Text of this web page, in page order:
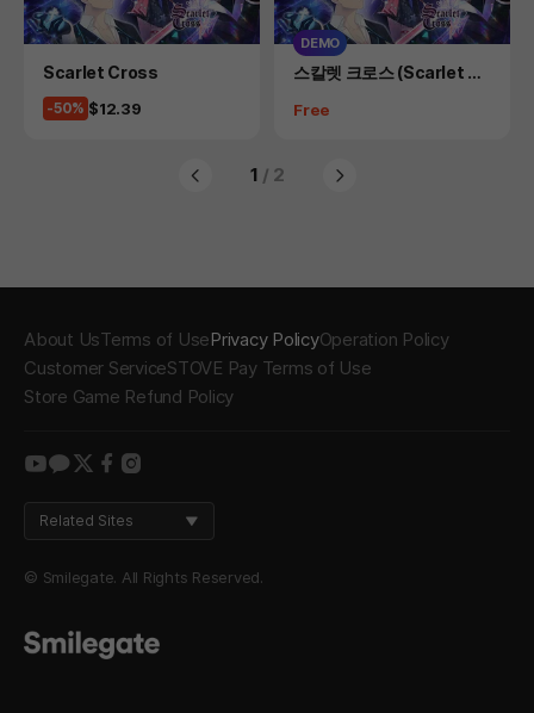
Product
Scarlet Cross
-50% Price
$12.39
DEMO
Product
스칼렛 크로스 (Scarlet Cr
Price
Free
1 / 2
About UsTerms of UsePrivacy PolicyOperation Policy
Customer ServiceSTOVE Pay Terms of Use
Store Game Refund Policy
youtube
kakao
twitter
facebook
instagram
Related Sites
© Smilegate. All Rights Reserved.